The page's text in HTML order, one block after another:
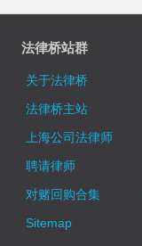
法律桥站群
关于法律桥
法律桥主站
上海公司法律师
聘请律师
对赌回购合集
Sitemap